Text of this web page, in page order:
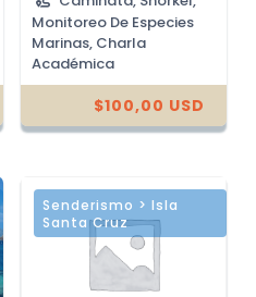
Monitoreo De Especies
Marinas, Charla
Académica
$100,00 USD
Senderismo > Isla
Santa Cruz